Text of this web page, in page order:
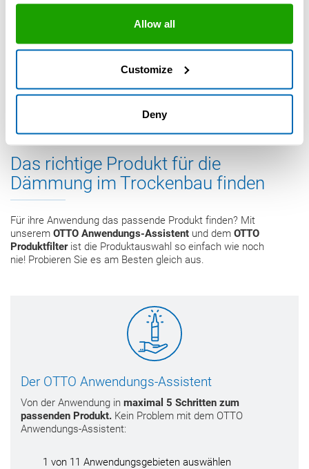
Allow all
Customize
Deny
Sehr gute Schall- und
Technisches Datenblatt
Das richtige Produkt für die
Dämmung im Trockenbau finden
Für ihre Anwendung das passende Produkt finden? Mit
unserem OTTO Anwendungs-Assistent und dem OTTO
Produktfilter ist die Produktauswahl so einfach wie noch
nie! Probieren Sie es am Besten gleich aus.
Der OTTO Anwendungs-Assistent
Von der Anwendung in maximal 5 Schritten zum
passenden Produkt. Kein Problem mit dem OTTO
Anwendungs-Assistent:
1 von 11 Anwendungsgebieten auswählen